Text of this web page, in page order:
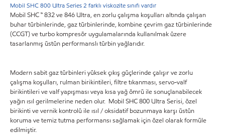
Mobil SHC 800 Ultra Series 2 farklı viskozite sınıfı vardır
Mobil SHC ™ 832 ve 846 Ultra, en zorlu çalışma koşulları altında çalışan
buhar türbinlerinde, gaz türbinlerinde, kombine çevrim gaz türbinlerinde
(CCGT) ve turbo kompresör uygulamalarında kullanılmak üzere
tasarlanmış üstün performanslı türbin yağlarıdır.
Modern sabit gaz türbinleri yüksek çıkış güçlerinde çalışır ve zorlu
çalışma koşulları, rulman birikintileri, filtre tıkanması, servo-valf
birikintileri ve valf yapışması veya kısa yağ ömrü ile sonuçlanabilecek
yağın ısıl gerilmelerine neden olur. Mobil SHC 800 Ultra Serisi, özel
birikinti ve vernik kontrolü ile ısıl / oksidatif bozunmaya karşı üstün
koruma ve temiz tutma performansı sağlamak için özel olarak formüle
edilmiştir.